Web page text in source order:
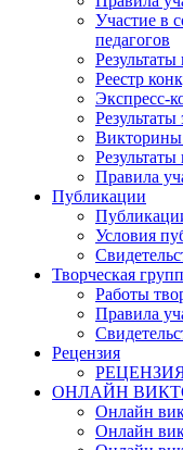
Участие в
педагогов
Реестр
Экспресс-
Результаты
Викторины
Правила
Публикации
Условия
Творческая
Работы
Правила
Рецензия
ОНЛАЙН
Онлайн
Онлайн